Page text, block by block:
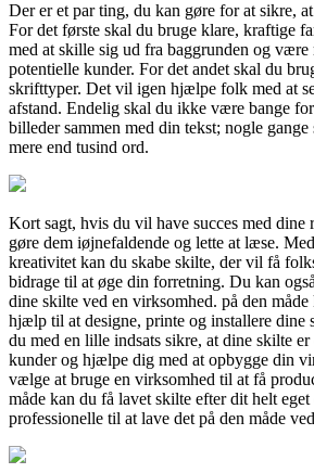
Der er et par ting, du kan gøre for at sikre,
For det første skal du bruge klare, kraftige
med at skille sig ud fra baggrunden og være
potentielle kunder. For det andet skal du
skrifttyper. Det vil igen hjælpe folk med at
afstand. Endelig skal du ikke være bange
billeder sammen med din tekst; nogle
mere end tusind ord.
Kort sagt, hvis du vil have succes med dine
gøre dem iøjnefaldende og lette at læse.
kreativitet kan du skabe skilte, der vil få
bidrage til at øge din forretning. Du kan
dine skilte ved en virksomhed. på den
hjælp til at designe, printe og installere dine
du med en lille indsats sikre, at dine skilte
kunder og hjælpe dig med at opbygge din
vælge at bruge en virksomhed til at få
måde kan du få lavet skilte efter dit helt eget
professionelle til at lave det på den måde